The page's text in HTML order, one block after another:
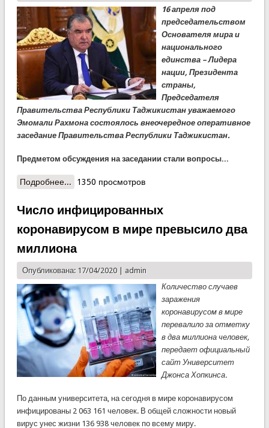
16 апреля под
председательством
Основателя мира и
национального
единства – Лидера
нации, Президента
страны,
Председателя
Правительства Республики Таджикистан уважаемого
Эмомали Рахмона состоялось внеочередное оперативное
заседание Правительства Республики Таджикистан.
Предметом обсуждения на заседании стали вопросы...
Подробнее... о Внеочередное оперативное заседание
1350 просмотров
Число инфицированных
коронавирусом в мире превысило два
миллиона
Опубликована: 17/04/2020 | admin
Количество случаев
заражения
коронавирусом в мире
перевалило за отметку
в два миллиона человек,
передает официальный
сайт Университет
Джонса Хопкинса.
По данным университета, на сегодня в мире коронавирусом
инфицированы 2 063 161 человек. В общей сложности новый
вирус унес жизни 136 938 человек по всему миру.